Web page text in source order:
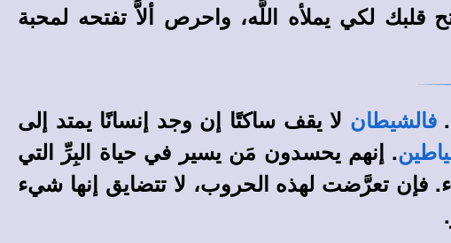
لكي يملأه اللَّه، واحرص ألاَّ تفتحه لمحبة
.فالشيطان لا يقف ساكتًا إن وجد إنسانًا يمتد إلى
. إنهم يحسدون مَن يسير في حياة البِرِّ التي
فإن تعرَّضت لهذه الحروب، لا تتضايق إنها شيء